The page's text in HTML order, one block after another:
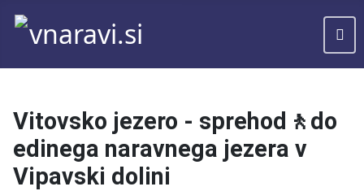
Vitovsko jezero - sprehod🚶do
edinega naravnega jezera v
Vipavski dolini